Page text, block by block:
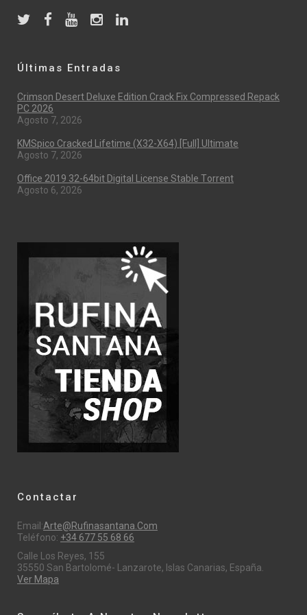
Últimas Entradas
Crimson Desert Deluxe Edition Crack Fix Compressed Repack
PC 2026
Agosto 7, 2026
KMSpico Cracked Lifetime (x32-X64) [Full] Ultimate
Agosto 7, 2026
Office 2019 32-64bit Digital License Stable Tоrrеnt
Agosto 6, 2026
Contactar
Email:Arte@rufinasantana.com
Teléfono: +34 677 55 68 66
Calle Los Reyes, 155
35550 San Bartolomé- Lanzarote, Islas Canarias, España.
Ver Mapa